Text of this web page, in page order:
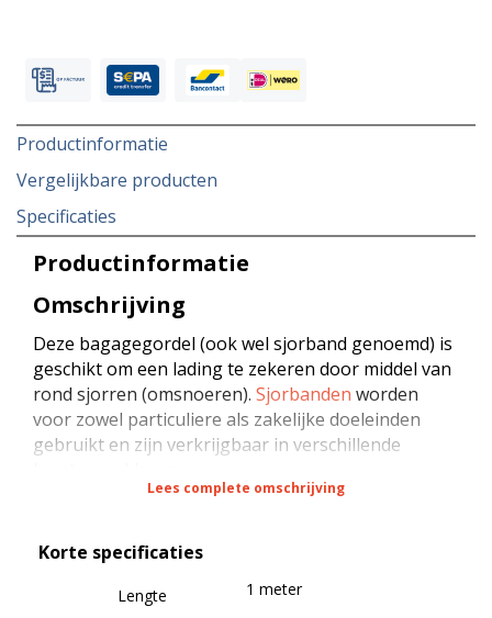
Productinformatie
Vergelijkbare producten
Specificaties
Productinformatie
Omschrijving
Deze bagagegordel (ook wel sjorband genoemd) is
geschikt om een lading te zekeren door middel van
rond sjorren (omsnoeren). Sjorbanden worden
voor zowel particuliere als zakelijke doeleinden
gebruikt en zijn verkrijgbaar in verschillende
geweven polyester (PES) en is voorzien van een
dubbelgeveerde klemgesp van verzinkt staal. Dit
product voldoet aan alle wet- en regelgeving
Lees complete omschrijving
Korte specificaties
Lengte 1 meter